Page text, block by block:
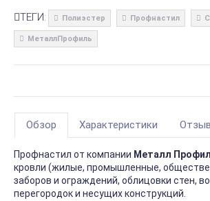
ТЕГИ: Полиэстер Профнастил
МеталлПрофиль
Обзор Характеристики
Профнастил от компании Металл
кровли (жилые, промышленные,
заборов и ограждений, облицовки стен,
перегородок и несущих конструкций.